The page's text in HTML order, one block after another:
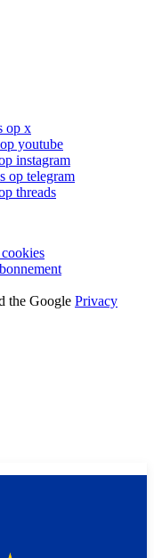
op x
youtube
instagram
op telegram
threads
the Google Privacy